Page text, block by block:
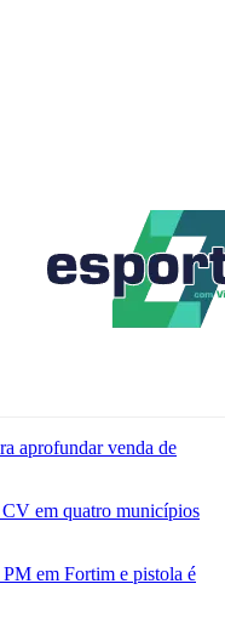
aprofundar venda de
em quatro municípios
em Fortim e pistola é